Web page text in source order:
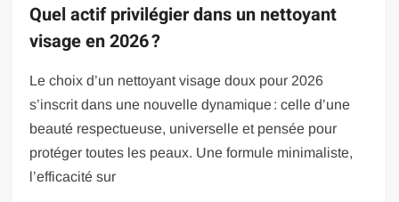
Quel actif privilégier dans un nettoyant
visage en 2026 ?
Le choix d’un nettoyant visage doux pour 2026
s’inscrit dans une nouvelle dynamique : celle d’une
beauté respectueuse, universelle et pensée pour
protéger toutes les peaux. Une formule minimaliste,
l’efficacité sur